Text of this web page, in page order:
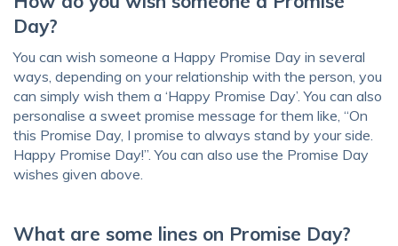
Day?
You can wish someone a Happy Promise Day in several
ways, depending on your relationship with the person, you
can simply wish them a ‘Happy Promise Day’. You can also
personalise a sweet promise message for them like, “On
this Promise Day, I promise to always stand by your side.
Happy Promise Day!”. You can also use the Promise Day
wishes given above.
What are some lines on Promise Day?